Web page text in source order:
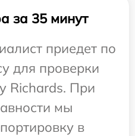
за 35 минут
приедет по
для проверки
Richards. При
мы
в